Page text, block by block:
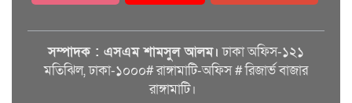
সম্পাদক : এসএম শামসুল আলম। ঢাকা অফিস-১২১
মতিঝিল, ঢাকা-১০০০# রাঙ্গামাটি-অফিস # রিজার্ভ বাজার
রাঙ্গামাটি।